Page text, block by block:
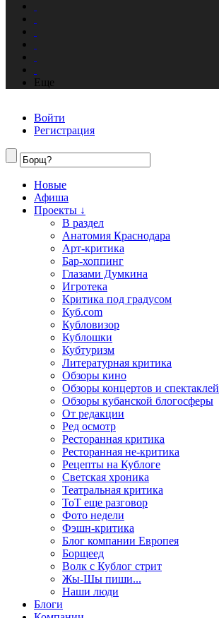
Еще
Войти
Регистрация
Новые
Афиша
Проекты ↓
В раздел
Анатомия Краснодара
Арт-критика
Бар-хоппинг
Глазами Думкина
Игротека
Критика под градусом
Куб.com
Кубловизор
Кублошки
Кубтуризм
Литературная критика
Обзоры кино
Обзоры концертов и спектаклей
Обзоры кубанской блогосферы
От редакции
Ред осмотр
Ресторанная критика
Ресторанная не-критика
Рецепты на Кублоге
Светская хроника
Театральная критика
ТоТ еще разговор
Фото недели
Фэшн-критика
Блог компании Европея
Борщеед
Волк с Кублог стрит
Жы-Шы пиши...
Наши люди
Блоги